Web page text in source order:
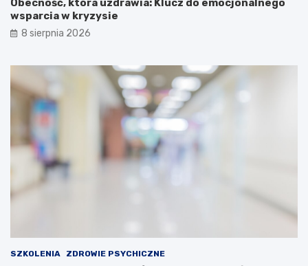
Obecność, która uzdrawia: Klucz do emocjonalnego
wsparcia w kryzysie
8 sierpnia 2026
SZKOLENIA ZDROWIE PSYCHICZNE